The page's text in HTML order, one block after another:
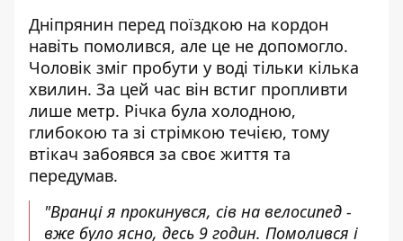
Дніпрянин перед поїздкою на кордон
навіть помолився, але це не допомогло.
Чоловік зміг пробути у воді тільки кілька
хвилин. За цей час він встиг пропливти
лише метр. Річка була холодною,
глибокою та зі стрімкою течією, тому
втікач забоявся за своє життя та
передумав.
"Вранці я прокинувся, сів на велосипед -
вже було ясно, десь 9 годин. Помолився і